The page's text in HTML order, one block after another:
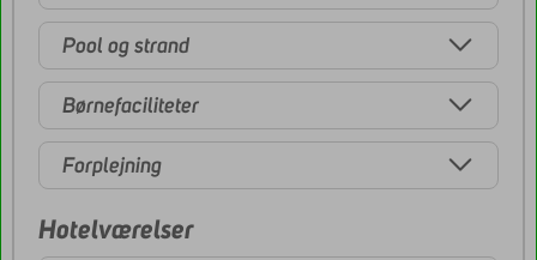
Pool og strand
Børnefaciliteter
Forplejning
Hotelværelser